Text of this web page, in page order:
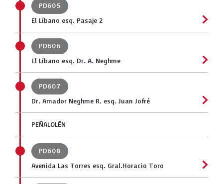
PD605
El Líbano esq. Pasaje 2
PD606
El Líbano esq. Dr. A. Neghme
PD607
Dr. Amador Neghme R. esq. Juan Jofré
PEÑALOLÉN
PD608
Avenida Las Torres esq. Gral.Horacio Toro